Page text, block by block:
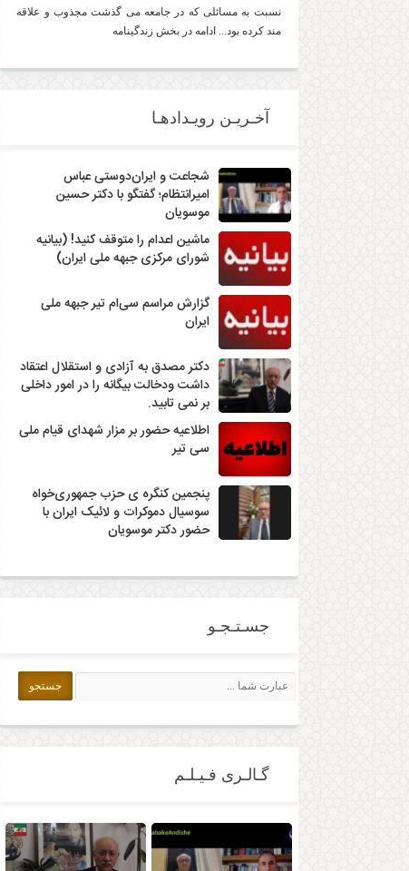
نسبت به مسائلی که در جامعه می گذشت مجذوب و علاقه
مند کرده بود... ادامه در بخش زندگینامه
آخـریـن رویـدادهـا
شجاعت و ایران‌دوستی عباس
امیرانتظام؛ گفتگو با دکتر حسین
موسویان
ماشین اعدام را متوقف کنید! (بیانیه
شورای مرکزی جبهه ملی ایران)
گزارش مراسم سی‌ام تیر جبهه ملی
ایران
دکتر مصدق به آزادی و استقلال اعتقاد
داشت ودخالت بیگانه را در امور داخلی
بر نمی تابید.
اطلاعیه حضور بر مزار شهدای قیام ملی
سی تیر
پنجمین کنگره ی حزب جمهوری‌خواه
سوسیال دموکرات و لائیک ایران با
حضور دکتر موسویان
جسـتـجـو
گـالـری فـیـلـم